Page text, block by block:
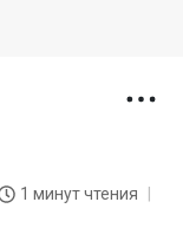
1 минут чтения